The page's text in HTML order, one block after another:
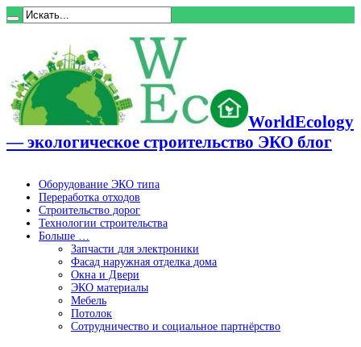
WorldEcology
— экологическое строительство ЭКО блог
Оборудование ЭКО типа
Переработка отходов
Строительство дорог
Технологии строительства
Больше …
Запчасти для электроники
Фасад наружная отделка дома
Окна и Двери
ЭКО материалы
Мебель
Потолок
Сотрудничество и социальное партнёрство